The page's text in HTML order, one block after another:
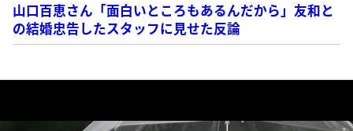
山口百恵さん「面白いところもあるんだから」友和と
の結婚忠告したスタッフに見せた反論